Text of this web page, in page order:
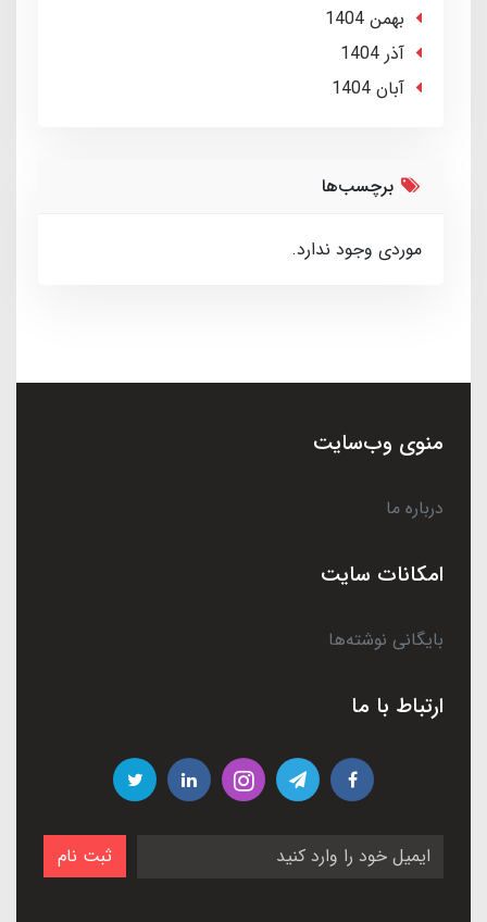
بهمن 1404
آذر 1404
آبان 1404
برچسب‌ها
موردی وجود ندارد.
منوی وب‌سایت
درباره ما
امکانات سایت
بایگانی نوشته‌ها
ارتباط با ما
ثبت نام